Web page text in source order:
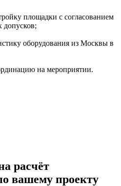
площадки с согласованием
допусков;
оборудования из Москвы в
на мероприятии.
расчёт
вашему проекту